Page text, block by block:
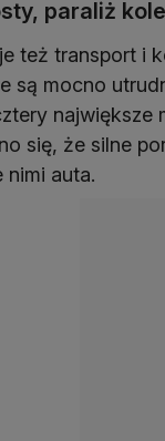
paraliż
też transport i
są mocno
największe
się, że silne
nimi auta.